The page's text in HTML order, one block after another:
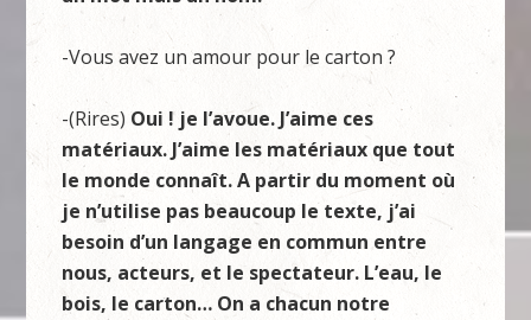
-Vous avez un amour pour le carton ?
-(Rires) Oui ! je l’avoue. J’aime ces
matériaux. J’aime les matériaux que tout
le monde connaît. A partir du moment où
je n’utilise pas beaucoup le texte, j’ai
besoin d’un langage en commun entre
nous, acteurs, et le spectateur. L’eau, le
bois, le carton… On a chacun notre